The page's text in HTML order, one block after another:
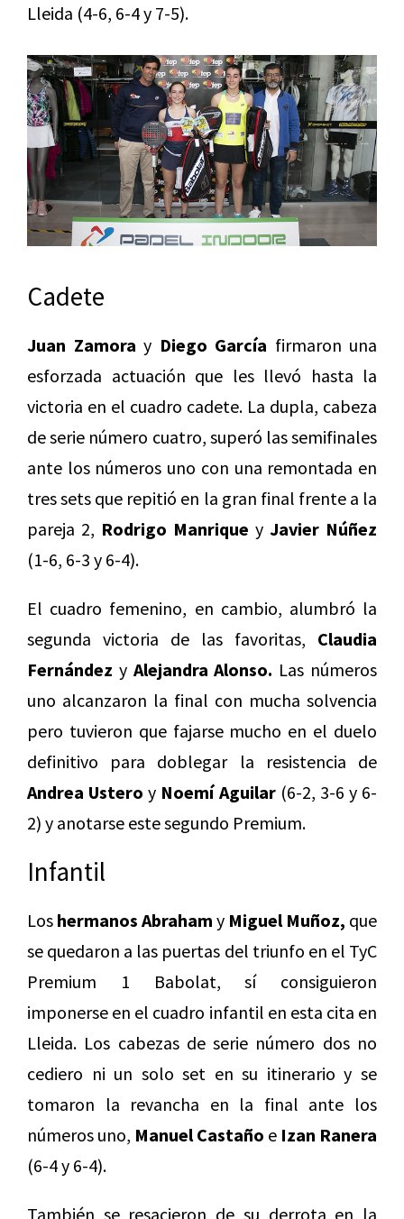
Lleida (4-6, 6-4 y 7-5).
Cadete
Juan Zamora y Diego García firmaron una
esforzada actuación que les llevó hasta la
victoria en el cuadro cadete. La dupla, cabeza
de serie número cuatro, superó las semifinales
ante los números uno con una remontada en
tres sets que repitió en la gran final frente a la
pareja 2, Rodrigo Manrique y Javier Núñez
(1-6, 6-3 y 6-4).
El cuadro femenino, en cambio, alumbró la
segunda victoria de las favoritas, Claudia
Fernández y Alejandra Alonso. Las números
uno alcanzaron la final con mucha solvencia
pero tuvieron que fajarse mucho en el duelo
definitivo para doblegar la resistencia de
Andrea Ustero y Noemí Aguilar(6-2, 3-6 y 6-
2) y anotarse este segundo Premium.
Infantil
Los hermanos Abraham y Miguel Muñoz, que
se quedaron a las puertas del triunfo en el TyC
Premium 1 Babolat, sí consiguieron
imponerse en el cuadro infantil en esta cita en
Lleida. Los cabezas de serie número dos no
cediero ni un solo set en su itinerario y se
tomaron la revancha en la final ante los
números uno, Manuel Castaño e Izan Ranera
(6-4 y 6-4).
También se resacieron de su derrota en la